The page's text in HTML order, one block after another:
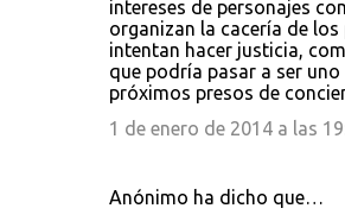
intereses de personajes
organizan la cacería de los
intentan hacer justicia,
que podría pasar a ser
próximos presos de
1 de enero de 2014 a las
Anónimo ha dicho que…